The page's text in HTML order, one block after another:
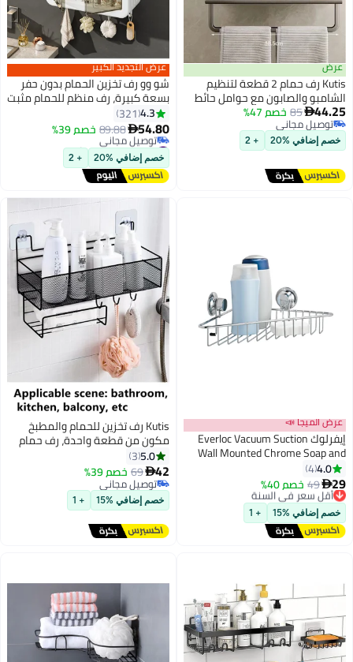
عرض
Kutis رف حمام 2 قطعة لتنظيم
الشامبو والصابون مع حوامل حائط
ورف منشفة رمادي 40 × 12 × 4 سم
44.25
85 خصم 47%
توصيل مجاني
توصيل مجاني
خصم إضافي %20 + 2
عرض التجديد الكبير
شو وو رف تخزين الحمام بدون حفر
بسعة كبيرة، رف منظم للحمام مثبت
على الحائط، رف مقاوم للغبار
والرطوبة لمستحضرات التجميل بما
في ذلك الخطافات للتعليق
4.3
321
54.80
89.88خصم 39%
#12 في منظمات أدوات الاستحمام
أقل سعر في السنة
توصيل مجاني
#12 في منظمات أدوات الاستحمام
خصم إضافي %20 + 2
عرض الميجا 📣
إيفرلوك Everloc Vacuum Suction
Wall Mounted Chrome Soap and
Shampoo Holder, Bathroom Corner
Shelf, Sink Caddy, Rustproof and
Waterproof, Easy Install, No
Drilling, EVL-10201
4.0
4
29
49 خصم 40%
أقل سعر في السنة
توصيل مجاني
أقل سعر في السنة
خصم إضافي %15 + 1
Kutis رف تخزين للحمام والمطبخ
مكون من قطعة واحدة، رف حمام
أسود 36 × 23.5 × 15.5 سم
5.0
3
42
69 خصم 39%
توصيل مجاني
توصيل مجاني
خصم إضافي %15 + 1